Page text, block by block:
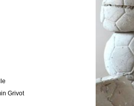
Grivot